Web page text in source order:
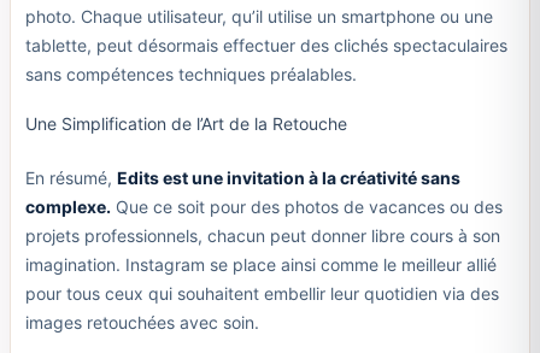
photo. Chaque utilisateur, qu’il utilise un smartphone ou une
tablette, peut désormais effectuer des clichés spectaculaires
sans compétences techniques préalables.
Une Simplification de l’Art de la Retouche
En résumé, Edits est une invitation à la créativité sans
complexe. Que ce soit pour des photos de vacances ou des
projets professionnels, chacun peut donner libre cours à son
imagination. Instagram se place ainsi comme le meilleur allié
pour tous ceux qui souhaitent embellir leur quotidien via des
images retouchées avec soin.